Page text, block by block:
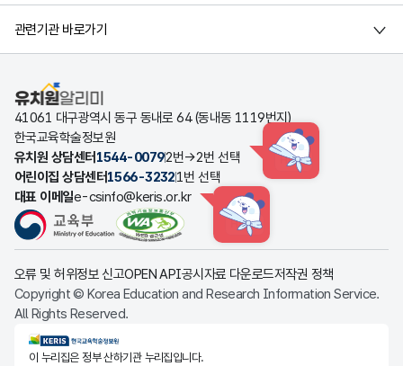
관련기관 바로가기
유치원알리미
41061 대구광역시 동구 동내로 64 (동내동 1119번지)
한국교육학술정보원
유치원 상담센터 1544-00792번→2번 선택 HINT
어린이집 상담센터1566-32321번 선택
대표 이메일e-csinfo@keris.or.kr
HINT
오류 및 허위정보 신고OPEN API공시자료 다운로드저작권 정책
Copyright © Korea Education and Research Information Service.
All Rights Reserved.
KERIS한국교육학술정보원
이 누리집은 정부 산하기관 누리집입니다.